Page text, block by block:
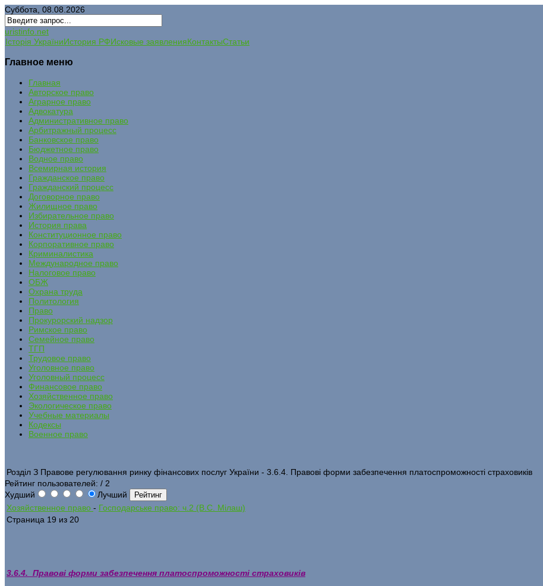
Суббота, 08.08.2026
uristinfo.net
Історія УкраїниИстория РФИсковые заявленияКонтактыСтатьи
Главное меню
Главная
Авторское право
Аграрное право
Адвокатура
Административное право
Арбитражный процесс
Банковское право
Бюджетное право
Водное право
Всемирная история
Гражданское право
Гражданский процесс
Договорное право
Жилищное право
Избирательное право
История права
Конституционное право
Корпоративное право
Криминалистика
Международное право
Налоговое право
ОБЖ
Охрана труда
Политология
Право
Прокурорский надзор
Римское право
Семейное право
ТГП
Трудовое право
Уголовное право
Уголовный процесс
Финансовое право
Хозяйственное право
Экологическое право
Учебные материалы
Кодексы
Военное право
Розділ З Правове регулювання ринку фінансових послуг України - 3.6.4. Правові форми забезпечення платоспроможності страховиків
Рейтинг пользователей: / 2
Худший
Лучший
Хозяйственное право - Господарське право: ч.2 (В.С. Мілаш)
Страница 19 из 20
3.6.4. Правові форми забезпечення платоспроможності страховиків